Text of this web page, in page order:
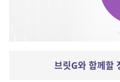
브릿G와 함께할